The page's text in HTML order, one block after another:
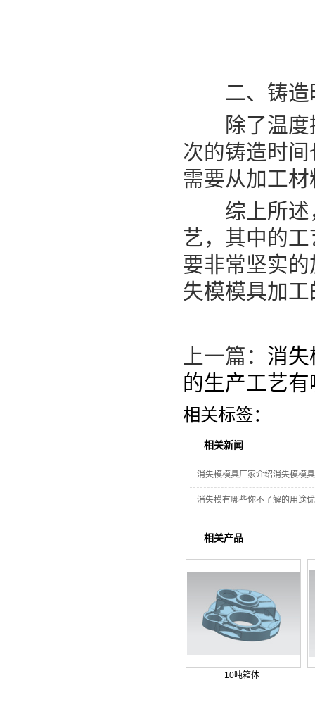
二、铸造
除了温度控
次的铸造时
需要从加工
综上所述，
艺，其中的
要非常坚实
失模模具加
上一篇： 消失
的生产工艺
相关标签：
相关新闻
消失模模具厂家介绍消失模模
消失模有哪些你不了解的用途
相关产品
10吨箱体